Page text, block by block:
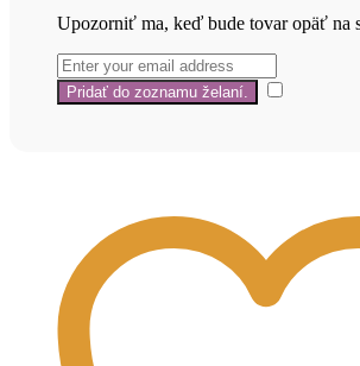
Upozorniť ma, keď bude tovar opäť na